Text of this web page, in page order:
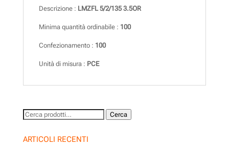
Descrizione : LMZFL 5/2/135 3.5OR
Minima quantità ordinabile : 100
Confezionamento : 100
Unità di misura : PCE
Cerca: Cerca
ARTICOLI RECENTI